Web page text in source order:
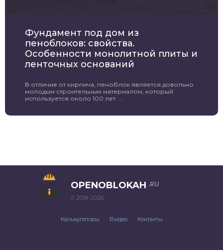
Фундамент под дом из
пеноблоков: свойства.
Особенности монолитной плиты и
ленточных оснований
В отличие от кирпича, пеноблок является довольно
молодым строительным материалом, который
используется около 100 лет. ...
OPENOBLOKAH .RU
© 2018–2026 –
Калькуляторы Видео Контакты